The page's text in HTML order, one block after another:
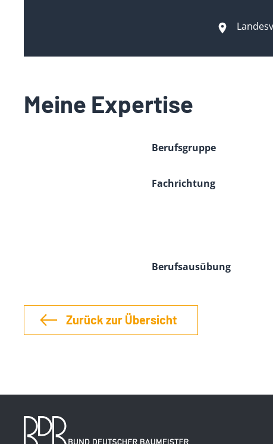
Meine Expertise
Berufsgruppe
Fachrichtung
Berufsausübung
Zurück zur Übersicht